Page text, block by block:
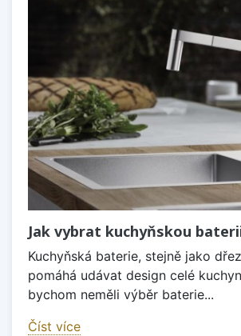
Jak vybrat kuchyňskou
Kuchyňská baterie, stejně jako
pomáhá udávat design celé
bychom neměli výběr baterie...
Číst více